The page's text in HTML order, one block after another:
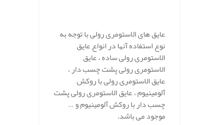
عایق های الاستومری رولی با توجه به
نوع استفاده آنها در انواع عایق
الاستومری رولی ساده ، عایق
الاستومری رولی پشت چسب دار ،
عایق الاستومری رولی با روکش
آلومینیوم ، عایق الاستومری رولی پشت
چسب دار با روکش آلومینیوم و …
موجود می باشد.